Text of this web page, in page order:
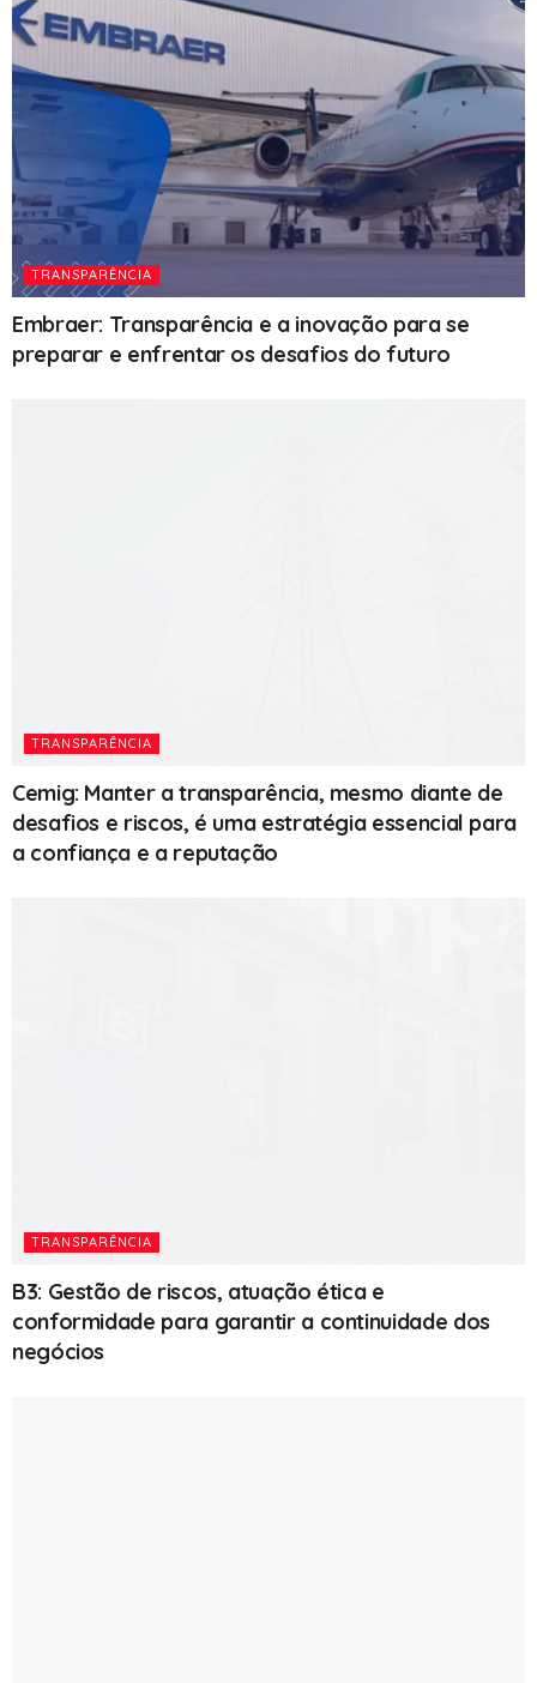
TRANSPARÊNCIA
Embraer: Transparência e a inovação para se
preparar e enfrentar os desafios do futuro
TRANSPARÊNCIA
Cemig: Manter a transparência, mesmo diante de
desafios e riscos, é uma estratégia essencial para
a confiança e a reputação
TRANSPARÊNCIA
B3: Gestão de riscos, atuação ética e
conformidade para garantir a continuidade dos
negócios